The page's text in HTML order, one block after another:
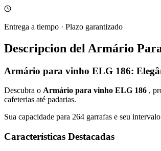
Entrega a tiempo · Plazo garantizado
Descripcion del Armário
Armário para vinho ELG 186:
Descubra o Armário para vinho ELG 186 ,
cafeterias até padarias.
Sua capacidade para 264 garrafas e seu
Características Destacadas